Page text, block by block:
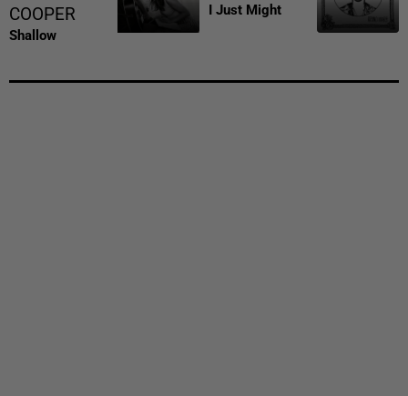
COOPER
Shallow
I Just Might